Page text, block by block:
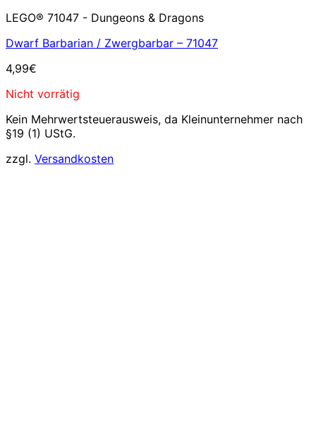
LEGO® 71047 - Dungeons & Dragons
Dwarf Barbarian / Zwergbarbar – 71047
4,99€
Nicht vorrätig
Kein Mehrwertsteuerausweis, da Kleinunternehmer nach
§19 (1) UStG.
zzgl. Versandkosten